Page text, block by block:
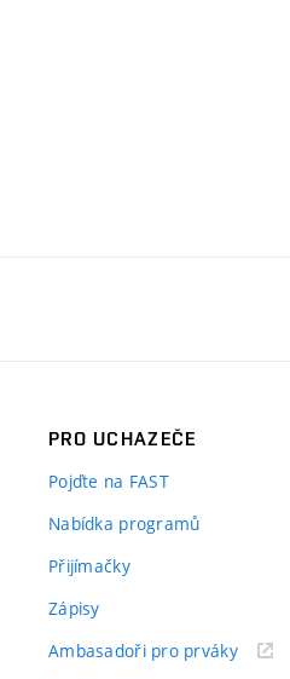
PRO UCHAZEČE
Pojďte na FAST
Nabídka programů
Přijímačky
Zápisy
Ambasadoři pro prváky(externí